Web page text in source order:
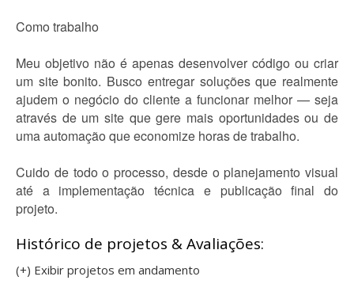
Como trabalho
Meu objetivo não é apenas desenvolver código ou criar
um site bonito. Busco entregar soluções que realmente
ajudem o negócio do cliente a funcionar melhor — seja
através de um site que gere mais oportunidades ou de
uma automação que economize horas de trabalho.
Cuido de todo o processo, desde o planejamento visual
até a implementação técnica e publicação final do
projeto.
Histórico de projetos & Avaliações:
(+) Exibir projetos em andamento